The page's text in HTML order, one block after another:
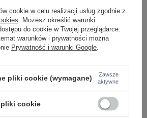
pomożemy.
547 740 Zadaj pytanie
w 30°C
cookie w celu realizacji usług zgodnie z
. Możesz określić warunki
do cookie w Twojej przeglądarce.
warunków i prywatności można
Prywatność i warunki Google
pliki cookie (wymagane)
Zawsze
aktywne
cookie